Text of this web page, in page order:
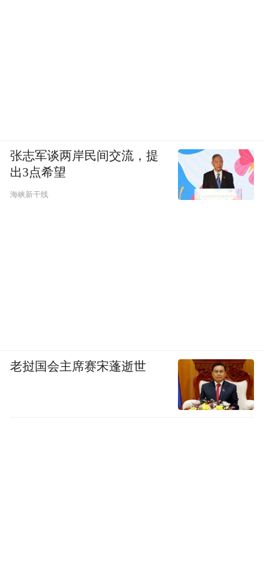
张志军谈两岸民间交流，提
出3点希望
海峡新干线
老挝国会主席赛宋蓬逝世